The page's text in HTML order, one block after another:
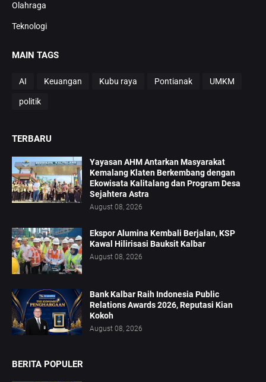
Olahraga
Teknologi
MAIN TAGS
AI Keuangan Kubu raya Pontianak UMKM
politik
TERBARU
Yayasan AHM Antarkan Masyarakat
Kemalang Klaten Berkembang dengan
Ekowisata Kalitalang dan Program Desa
Sejahtera Astra
August 08, 2026
Ekspor Alumina Kembali Berjalan, KSP
Kawal Hilirisasi Bauksit Kalbar
August 08, 2026
Bank Kalbar Raih Indonesia Public
Relations Awards 2026, Reputasi Kian
Kokoh
August 08, 2026
BERITA POPULER